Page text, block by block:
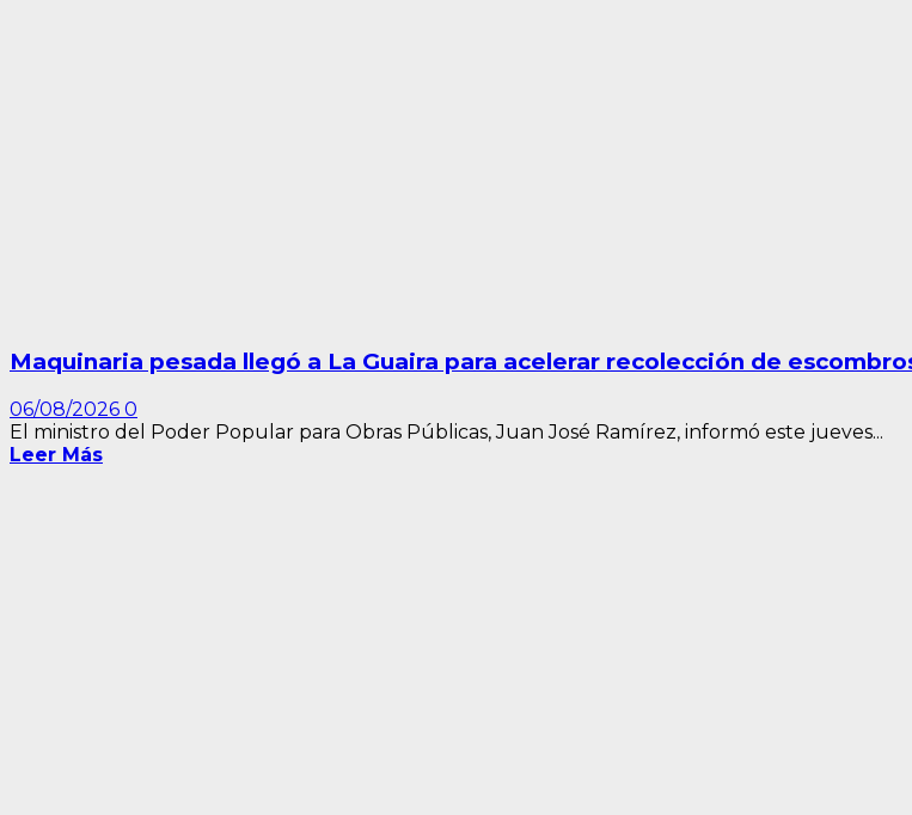
Maquinaria pesada llegó a La Guaira para acelerar recolección de
06/08/2026 0
El ministro del Poder Popular para Obras Públicas, Juan José Ramírez, informó este jueves...
Leer Más